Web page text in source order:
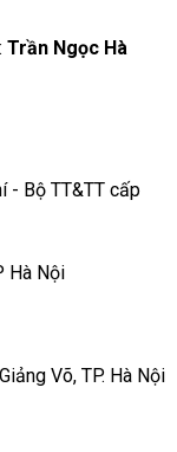
Trần Ngọc Hà
- Bộ TT&TT cấp
Hà Nội
Võ, TP. Hà Nội